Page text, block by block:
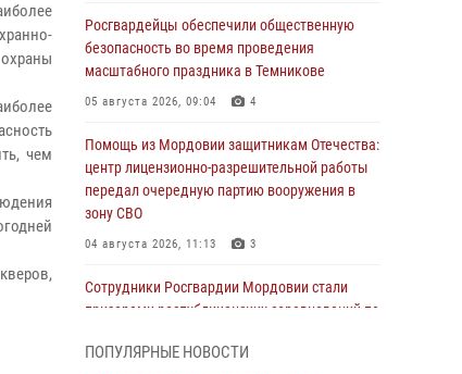
чем
Росгвардейцы обеспечили общественную
безопасность во время проведения
масштабного праздника в Темникове
05 августа 2026, 09:04 4
Помощь из Мордовии защитникам Отечества:
центр лицензионно-разрешительной работы
передал очередную партию вооружения в
зону СВО
04 августа 2026, 11:13 3
Сотрудники Росгвардии Мордовии стали
призерами республиканских соревнований по
ПОПУЛЯРНЫЕ НОВОСТИ